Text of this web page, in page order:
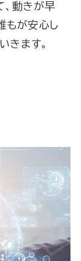
、動きが早
もが安心し
きます。